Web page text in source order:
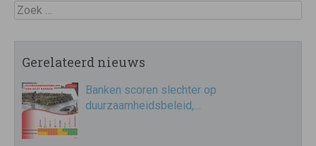
Zoek
Gerelateerd nieuws
Banken scoren slechter op
duurzaamheidsbeleid,…